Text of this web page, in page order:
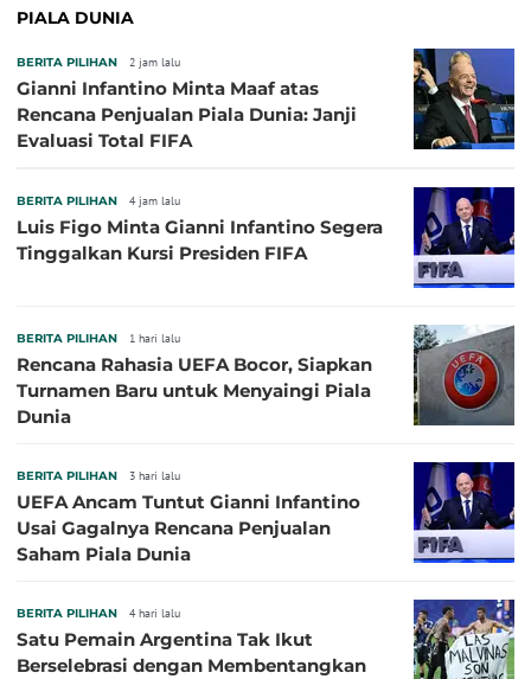
PIALA DUNIA
BERITA PILIHAN 2 jam lalu
Gianni Infantino Minta Maaf atas
Rencana Penjualan Piala Dunia: Janji
Evaluasi Total FIFA
BERITA PILIHAN 4 jam lalu
Luis Figo Minta Gianni Infantino Segera
Tinggalkan Kursi Presiden FIFA
BERITA PILIHAN 1 hari lalu
Rencana Rahasia UEFA Bocor, Siapkan
Turnamen Baru untuk Menyaingi Piala
Dunia
BERITA PILIHAN 3 hari lalu
UEFA Ancam Tuntut Gianni Infantino
Usai Gagalnya Rencana Penjualan
Saham Piala Dunia
BERITA PILIHAN 4 hari lalu
Satu Pemain Argentina Tak Ikut
Berselebrasi dengan Membentangkan